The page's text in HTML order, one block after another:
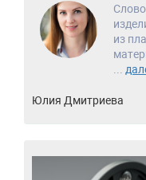
из
...
Юлия Дмитриева